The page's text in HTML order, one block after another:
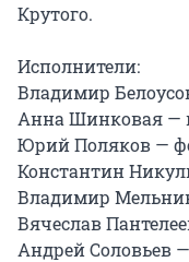
Крутого.
Исполнители:
Владимир
Анна Шинковая —
Юрий Поляков —
Константин
Владимир
Вячеслав
Андрей Соловьев